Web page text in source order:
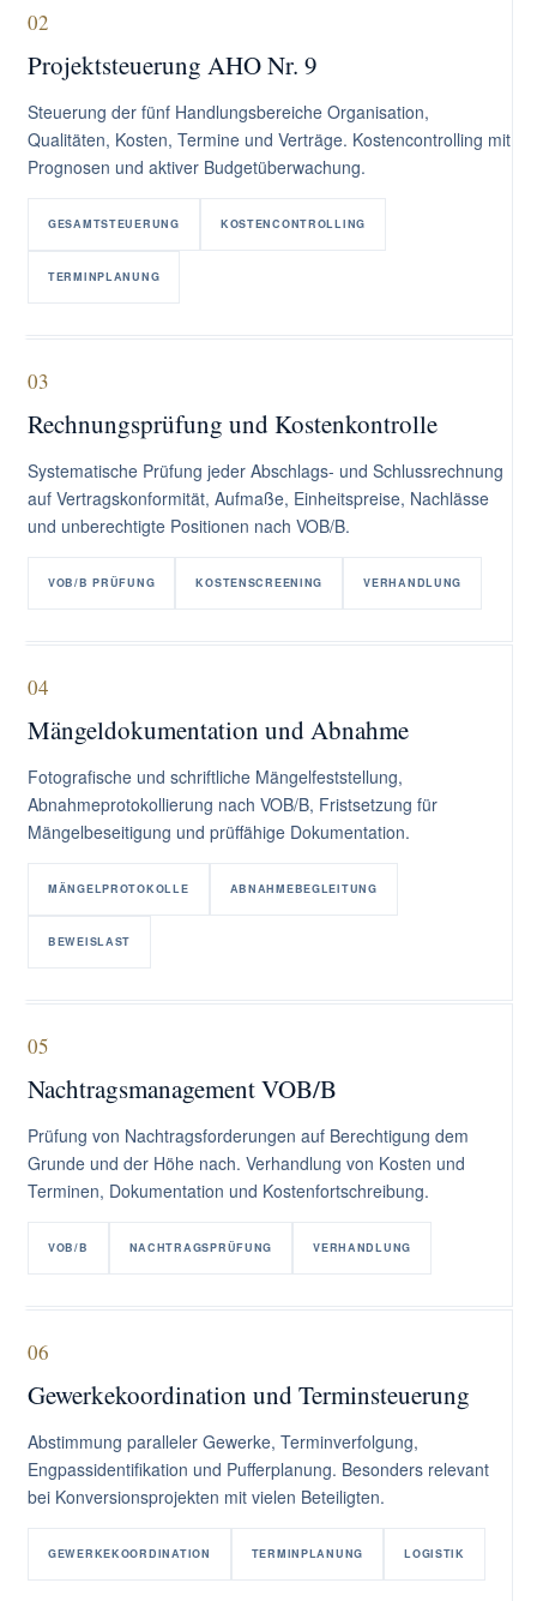
02
Projektsteuerung AHO Nr. 9
Steuerung der fünf Handlungsbereiche Organisation,
Qualitäten, Kosten, Termine und Verträge. Kostencontrolling mit
Prognosen und aktiver Budgetüberwachung.
GESAMTSTEUERUNG KOSTENCONTROLLING
TERMINPLANUNG
03
Rechnungsprüfung und Kostenkontrolle
Systematische Prüfung jeder Abschlags- und Schlussrechnung
auf Vertragskonformität, Aufmaße, Einheitspreise, Nachlässe
und unberechtigte Positionen nach VOB/B.
VOB/B PRÜFUNG KOSTENSCREENING VERHANDLUNG
04
Mängeldokumentation und Abnahme
Fotografische und schriftliche Mängelfeststellung,
Abnahmeprotokollierung nach VOB/B, Fristsetzung für
Mängelbeseitigung und prüffähige Dokumentation.
MÄNGELPROTOKOLLE ABNAHMEBEGLEITUNG
BEWEISLAST
05
Nachtragsmanagement VOB/B
Prüfung von Nachtragsforderungen auf Berechtigung dem
Grunde und der Höhe nach. Verhandlung von Kosten und
Terminen, Dokumentation und Kostenfortschreibung.
VOB/B NACHTRAGSPRÜFUNG VERHANDLUNG
06
Gewerkekoordination und Terminsteuerung
Abstimmung paralleler Gewerke, Terminverfolgung,
Engpassidentifikation und Pufferplanung. Besonders relevant
bei Konversionsprojekten mit vielen Beteiligten.
GEWERKEKOORDINATION TERMINPLANUNG LOGISTIK